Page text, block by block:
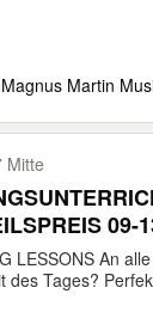
Magnus Martin
Mitte
09-
LESSONS An
des Tages?